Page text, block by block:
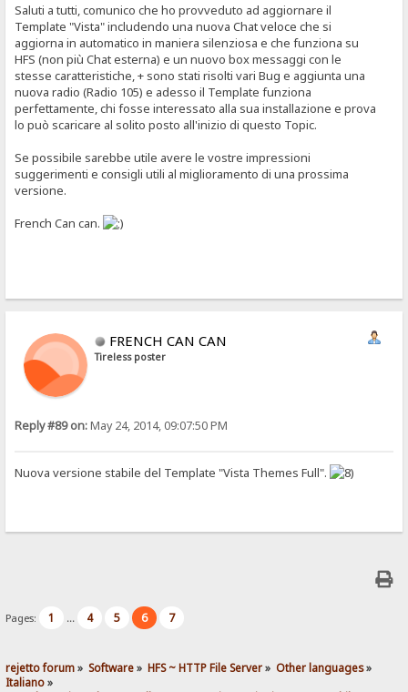
Saluti a tutti, comunico che ho provveduto ad aggiornare il
Template "Vista" includendo una nuova Chat veloce che si
aggiorna in automatico in maniera silenziosa e che funziona su
HFS (non più Chat esterna) e un nuovo box messaggi con le
stesse caratteristiche, + sono stati risolti vari Bug e aggiunta una
nuova radio (Radio 105) e adesso il Template funziona
perfettamente, chi fosse interessato alla sua installazione e prova
lo può scaricare al solito posto all'inizio di questo Topic.
Se possibile sarebbe utile avere le vostre impressioni
suggerimenti e consigli utili al miglioramento di una prossima
versione.
French Can can.
FRENCH CAN CAN
Tireless poster
Reply #89 on:May 24, 2014, 09:07:50 PM
Nuova versione stabile del Template "Vista Themes Full".
Pages: 1 ... 4 5 6 7
rejetto forum» Software» HFS ~ HTTP File Server» Other languages»
Italiano»